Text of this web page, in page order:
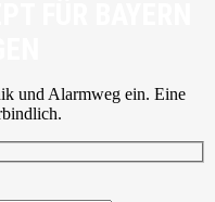
und Alarmweg ein. Eine